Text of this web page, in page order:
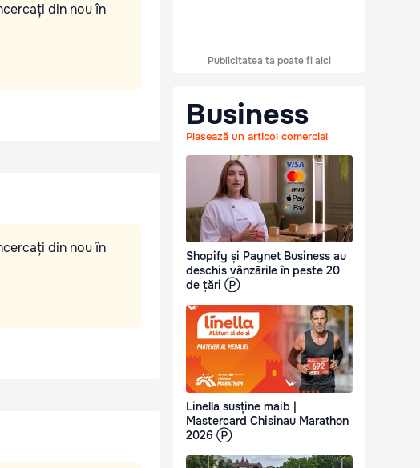
din nou în
din nou în
Publicitatea ta poate fi aici
Business
Plasează un articol comercial
Shopify și Paynet Business au
deschis vânzările în peste 20
de țări Ⓟ
Linella susține maib |
Mastercard Chisinau Marathon
2026 Ⓟ